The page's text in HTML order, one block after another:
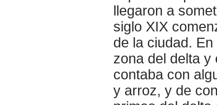
llegaron a
siglo XIX
de la ciudad.
zona del delta
contaba con
y arroz, y de